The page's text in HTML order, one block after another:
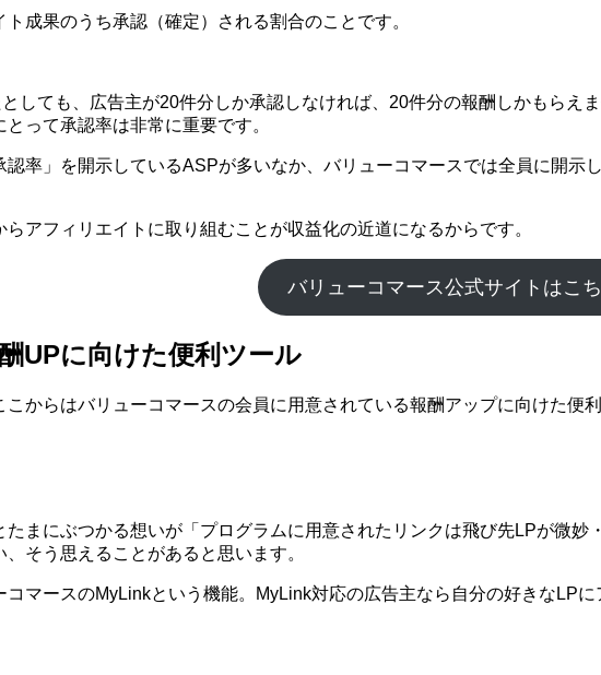
成果のうち承認（確定）される割合のことです。
しても、広告主が20件分しか承認しなければ、20件分の報酬しかもらえ
って承認率は非常に重要です。
率」を開示しているASPが多いなか、バリューコマースでは全員に開
アフィリエイトに取り組むことが収益化の近道になるからです。
バリューコマース公式サイトはこ
UPに向けた便利ツール
こからはバリューコマースの会員に用意されている報酬アップに向けた便
まにぶつかる想いが「プログラムに用意されたリンクは飛び先LPが微
そう思えることがあると思います。
マースのMyLinkという機能。MyLink対応の広告主なら自分の好きなLP